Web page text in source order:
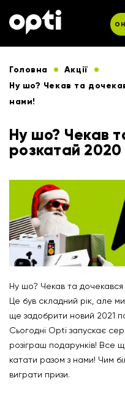
Головна
Акції
Ну шо? Чекав та
нами!
Ну шо? Чекав
розкатай 2020
Ну шо? Чекав та
Це був складний рік, але
ще задобрити новий 2021
Сьогодні Opti запускає
розіграш подарунків! Все
катати разом з нами! Чим
виграти призи.